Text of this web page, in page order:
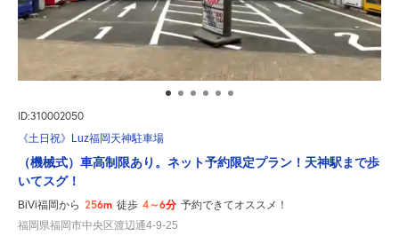
ID:310002050
《土日祝》Luz福岡天神駐車場
（機械式）車高制限あり。ネット予約限定プラン！天神駅まで歩
いてスグ！
BiVi福岡から 256m 徒歩 4～6分 予約できてオススメ！
福岡県福岡市中央区渡辺通4-9-25